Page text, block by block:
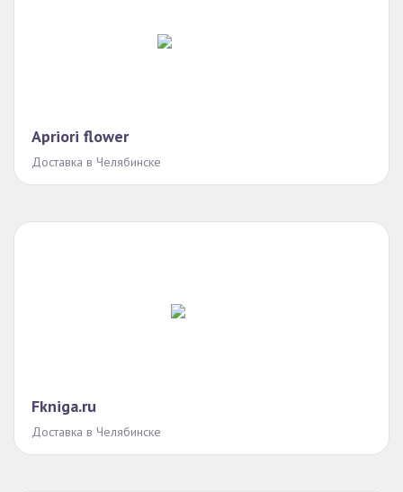
Apriori flower
Доставка в Челябинске
Fkniga.ru
Доставка в Челябинске